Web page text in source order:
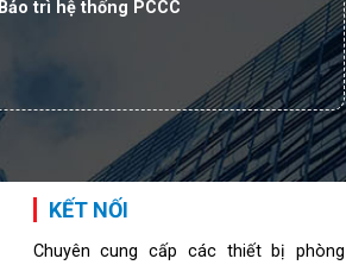
Bảo trì hệ thống PCCC
KẾT NỐI
Chuyên cung cấp các thiết bị phòng